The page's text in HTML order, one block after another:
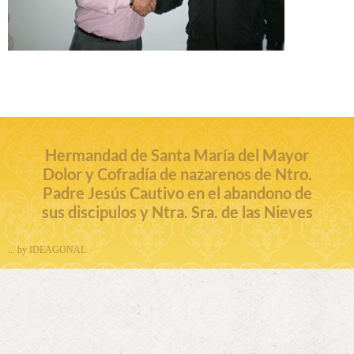
Hermandad de Santa María del Mayor
Dolor y Cofradía de nazarenos de Ntro.
Padre Jesús Cautivo en el abandono de
sus discipulos y Ntra. Sra. de las Nieves
... by IDEAGONAL